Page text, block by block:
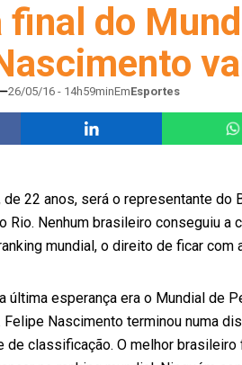
final do
26/05/16 - 14h59minEmEsportes
22 anos, será o representante do
Rio. Nenhum brasileiro conseguiu
mundial, o direito de ficar com
última esperança era o Mundial de
Felipe Nascimento terminou numa
de classificação. O melhor